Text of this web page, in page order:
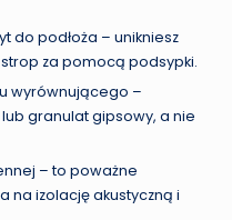
do podłoża – unikniesz
za pomocą podsypki.
wyrównującego –
granulat gipsowy, a nie
– to poważne
na izolację akustyczną i